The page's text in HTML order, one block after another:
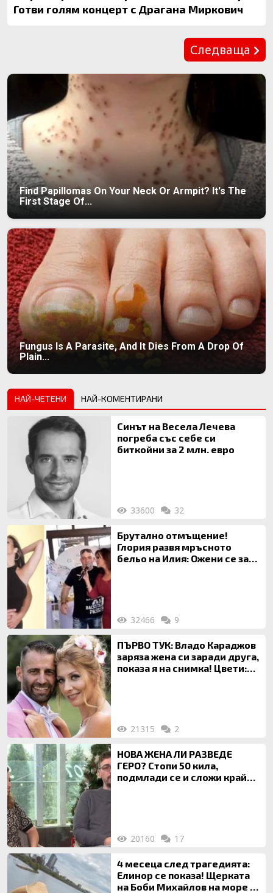
Готви голям концерт с Драгана Миркович
Следваща
Find Papillomas On Your Neck Or Armpit? It's The
First Stage Of...
Fungus Is A Parasite, And It Dies From A Drop Of
Plain...
НАЙ-ЧЕТЕНИ НАЙ-КОМЕНТИРАНИ
Синът на Весела Лечева
погреба със себе си
биткойни за 2 млн. евро
33600 32
Брутално отмъщение!
Глория развя мръсното
бельо на Илия: Ожени се за
32466 9
ПЪРВО ТУК: Владо Караджов
заряза жена си заради друга,
показа я на снимка! Цвети:
21315 2
НОВА ЖЕНА ЛИ РАЗВЕДЕ
ГЕРО? Стопи 50 кила,
подмлади се и сложи край
20160 17
4 месеца след трагедията:
Елинор се показа! Щерката
на Боби Михайлов на море с